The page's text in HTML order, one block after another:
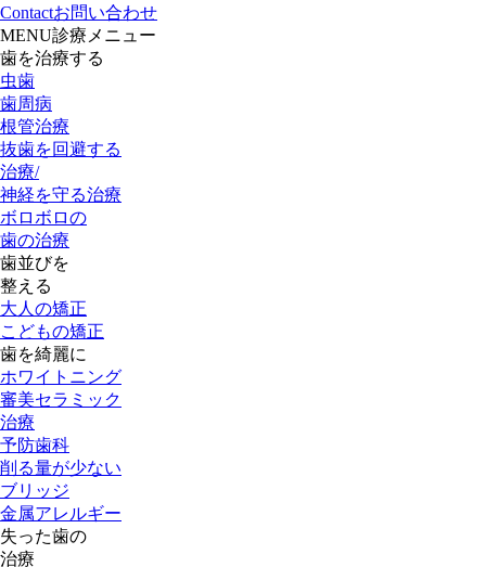
Contactお問い合わせ
MENU診療メニュー
歯を治療する
虫歯
歯周病
根管治療
抜歯を回避する
治療/
神経を守る治療
ボロボロの
歯の治療
歯並びを
整える
大人の矯正
こどもの矯正
歯を綺麗に
ホワイトニング
審美セラミック
治療
予防歯科
削る量が少ない
ブリッジ
金属アレルギー
失った歯の
治療